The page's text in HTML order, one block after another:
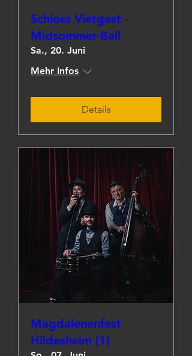
Schloss Vietgest -
Midsommer-Ball
Sa., 20. Juni
Mehr Infos
Details
Magdalenenfest
Hildesheim (1)